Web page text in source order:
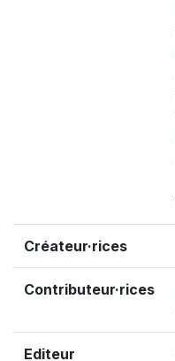
Créateur·rices
Contributeur·rices
Editeur